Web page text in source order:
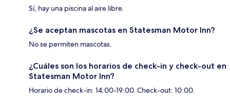
Sí, hay una piscina al aire libre.
¿Se aceptan mascotas en Statesman Motor Inn?
No se permiten mascotas.
¿Cuáles son los horarios de check-in y check-out en
Statesman Motor Inn?
Horario de check-in: 14:00-19:00. Check-out: 10:00.